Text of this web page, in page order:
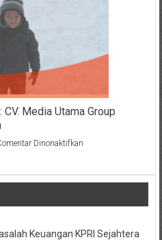
Media Utama Group
Dinonaktifkanpada
Utama
Keuangan KPRI Sejahtera